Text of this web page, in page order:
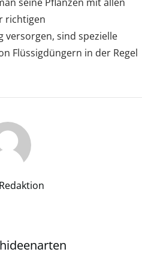
richtigen
sind spezielle
Flüssigdüngern in der Regel